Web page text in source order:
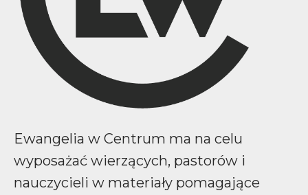
Ewangelia w Centrum ma na celu
wyposażać wierzących, pastorów i
nauczycieli w materiały pomagające